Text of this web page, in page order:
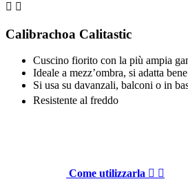
 
Calibrachoa Calitastic
Cuscino fiorito con la più ampia
Ideale a mezz’ombra, si adatta
Si usa su davanzali, balconi o in
Resistente al freddo
Come utilizzarla  